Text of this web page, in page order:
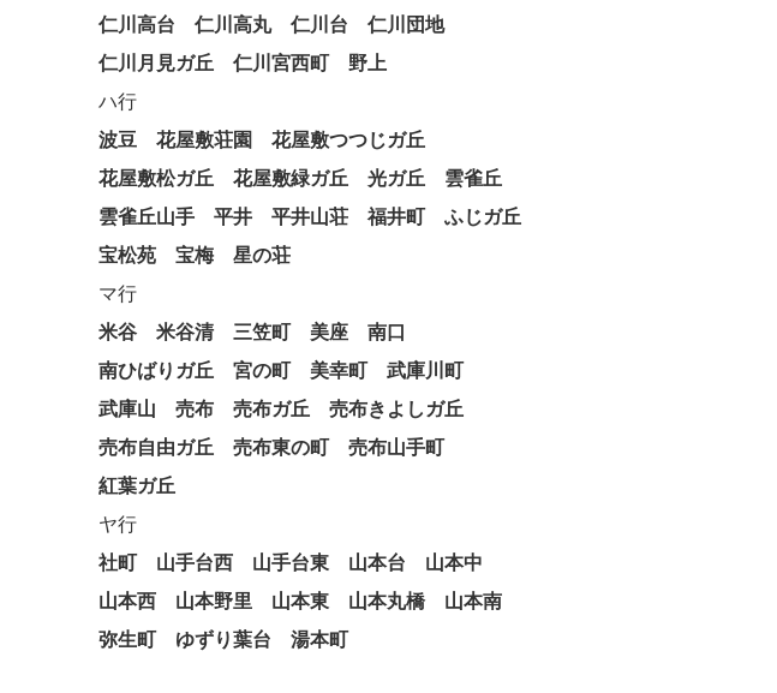
仁川高台
仁川高丸 仁川台
仁川団地
仁川月見ガ丘
仁川宮西町
野上
ハ行
波豆
花屋敷荘園
花屋敷つつじガ丘
花屋敷松ガ丘
花屋敷緑ガ丘 光ガ丘
雲雀丘
雲雀丘山手
平井 平井山荘 福井町
ふじガ丘
宝松苑
宝梅
星の荘
マ行
米谷
米谷清 三笠町 美座
南口
南ひばりガ丘
宮の町 美幸町
武庫川町
武庫山
売布 売布ガ丘
売布きよしガ丘
売布自由ガ丘
売布東の町
売布山手町
紅葉ガ丘
ヤ行
社町
山手台西 山手台東 山本台
山本中
山本西
山本野里 山本東 山本丸橋
山本南
弥生町
ゆずり葉台 湯本町